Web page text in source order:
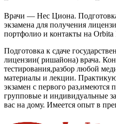
Врачи — Нес Циона. Подготовка
экзамена для получения
портфолио и контакты на Orbita
Подготовка к сдаче
лицензии( ришайона) врача.
тестирования,разбор любой
материалы и лекции.
экзамен с первого раз,имеются
групповые и индивидуальные
вас на дому. Имеется опыт в